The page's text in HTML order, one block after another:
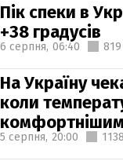
Пік спеки в
+38 градусів
6 серпня, 06:40 819
На Україну
коли
5 серпня, 20:00